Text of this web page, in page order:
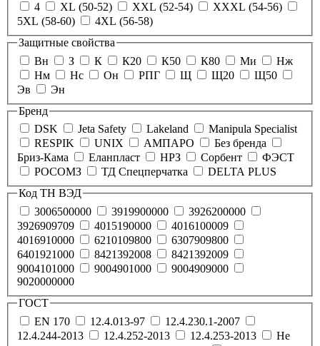
4
XL (50-52) XXL (52-54)
XXXL (54-56)
5XL (58-60)
4XL (56-58)
Защитные свойства
Вн
З К К20 К50 К80 Ми
Нж
Нм
Нс Он РПГ Щ Щ20
Щ50
Эв
Эн
Бренд
DSK
Jeta Safety Lakeland
Manipula Specialist
RESPIK
UNIX АМПАРО
Без бренда
Бриз-Кама
Еланпласт НРЗ Сорбент
ФЭСТ
РОСОМЗ
ТД Спецперчатка
DELTA PLUS
Код ТН ВЭД
3006500000
3919900000
3926200000
3926909709
4015190000
4016100009
4016910000
6210109800
6307909800
6401921000
8421392008
8421392009
9004101000
9004901000
9004909000
9020000000
ГОСТ
EN 170
12.4.013-97
12.4.230.1-2007
12.4.244-2013
12.4.252-2013 12.4.253-2013
Не